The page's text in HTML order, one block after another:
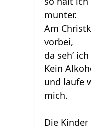
munter.
Am
vorbei,
da seh’
Kein
und laufe
mich.
Die Kinder